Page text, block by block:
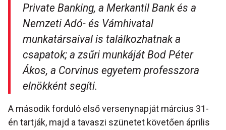
Private Banking, a Merkantil Bank és a
Nemzeti Adó- és Vámhivatal
munkatársaival is találkozhatnak a
csapatok; a zsűri munkáját Bod Péter
Ákos, a Corvinus egyetem professzora
elnökként segíti.
A második forduló első versenynapját március 31-
én tartják, majd a tavaszi szünetet követően április